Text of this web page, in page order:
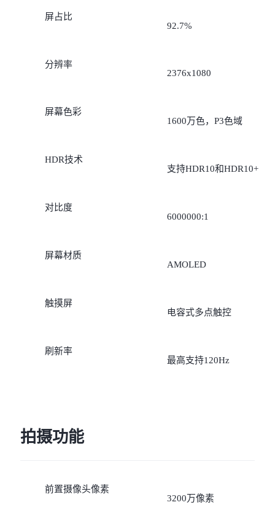
屏占比
92.7%
分辨率
2376x1080
屏幕色彩
1600万色，P3色域
HDR技术
支持HDR10和HDR10+
对比度
6000000:1
屏幕材质
AMOLED
触摸屏
电容式多点触控
刷新率
最高支持120Hz
拍摄功能
前置摄像头像素
3200万像素